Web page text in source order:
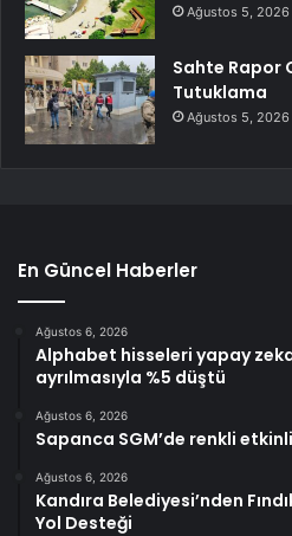
Ağustos 5, 2026
Sahte Rapor
Tutuklama
Ağustos 5, 2026
En Güncel Haberler
Ağustos 6, 2026
Alphabet hisseleri yapay
ayrılmasıyla %5 düştü
Ağustos 6, 2026
Sapanca SGM’de renkli
Ağustos 6, 2026
Kandıra Belediyesi’nden
Yol Desteği